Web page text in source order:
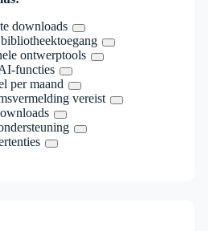
downloads
ontwerptools
functies
per maand
vereist